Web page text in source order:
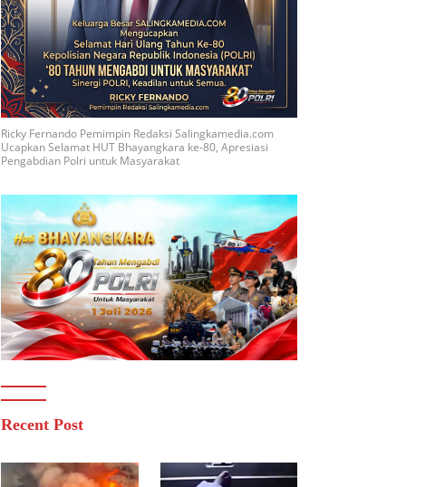
Ricky Fernando Pemimpin Redaksi Salingkamedia.com
Ucapkan Selamat HUT Bhayangkara ke-80, Apresiasi
Pengabdian Polri untuk Masyarakat
Recent Post